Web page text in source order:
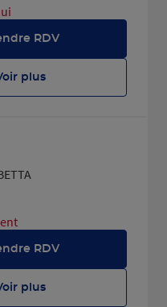
RDV
plus
RDV
plus